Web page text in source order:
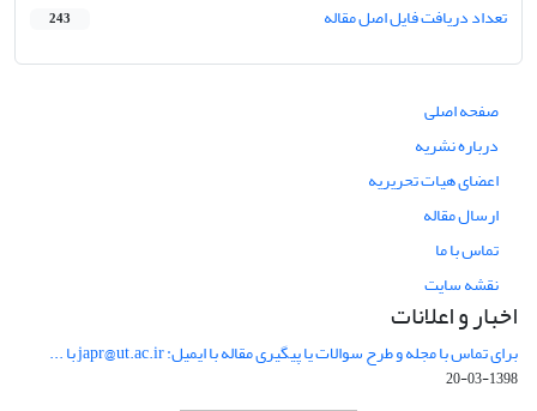
تعداد دریافت فایل اصل مقاله 243
صفحه اصلی
درباره نشریه
اعضای هیات تحریریه
ارسال مقاله
تماس با ما
نقشه سایت
اخبار و اعلانات
برای تماس با مجله و طرح سوالات یا پیگیری مقاله با ایمیل: japr@ut.ac.ir با ...
1398-03-20